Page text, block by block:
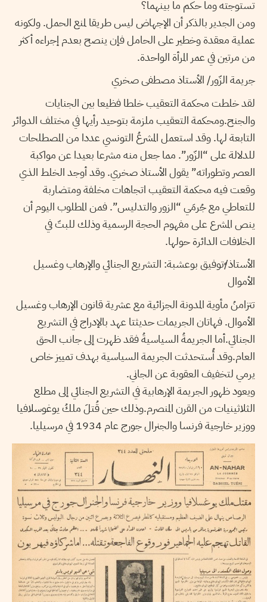
تستوجته وما حكم ما بينهما؟
ومن الجدير بالذكر أن الإجهاض ليس طريقا لمنع الحمل. ولكونه
عملية معقدة وخطير على الحامل فإن ينصح بعدم إجراءه أكثر
من مرتين في عمر المرأة الواحدة.
جريمة الزّور/ الأستاذ مصطفى صخري
لقد خلطت محكمة التعقيب خلطا فظيعا بين الجنايات
والجنح.ومحكمة التعقيب ملزمة بتوحيد رأيها في مختلف الدوائر
التابعة لها. وقد استعمل المشرعُ التونسي عددا من المصطلحات
للدلالة على “الزّور”. مما جعل منه مشرعا بعيدا عن مواكبة
العصر وتطوراته” يقول الأستاذ صخري. وقد أوجد الخلط الذي
وقعت فيه محكمة التعقيب اتجاهات مخلفة ومتضاربة
للتعاطي مع جُرمَي “الزور والتدليس”. فمن المطلوب اليوم أن
ينص المشرع على مفهوم الحجة الرسمية وذلك للبتّ في
الخلافات الدائرة حولها.
الأستاذ/ٍتوفيق بوعشبة: التشريع الجنائي والإرهاب وغسيل
الأموال
تتزامنُ مأوية المدونة الجزائية مع عشرية قانون الإرهاب وغسيل
الأموال. فهاتان الجريمات حديثتا عهد بالإدراج في التشريع
الجنائي.أما الجريمةُ السياسيةُ فقد ظهرت إلى جانب الحق
العام.وقد أُستحدثت الجريمة السياسية بهدف تمييز خاص
يرمي لتخفيف العقوبة عن الجاني.
ويعود ظهور الجريمة الإرهابية في التشريع الجنائي إلى مطلع
الثلاثينيات من القرن المنصرم.وذلك حين قُتلَ ملكُ يوغوسلافيا
ووزير خارجية فرنسا والجنرال جورج عام 1934 في مرسيليا.